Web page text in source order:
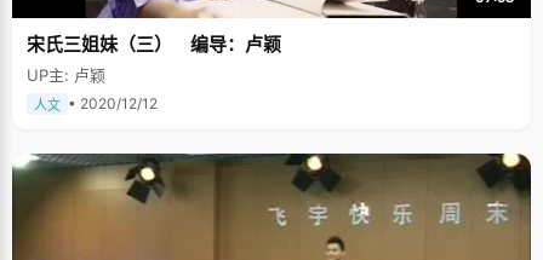
宋氏三姐妹（三） 编导：卢颖
UP主: 卢颖
人文 • 2020/12/12